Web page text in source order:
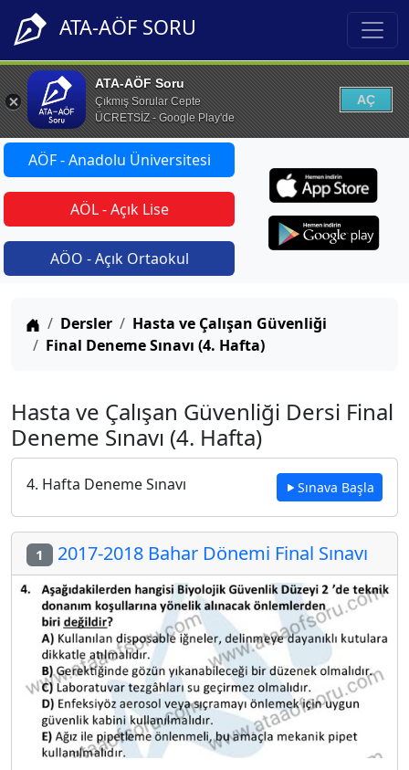
ATA-AÖF SORU
ATA-AÖF Soru
Çıkmış Sorular Cepte
ÜCRETSİZ - Google Play'de
AÇ
AÖF - Anadolu Üniversitesi
AÖL - Açık Lise
AÖO - Açık Ortaokul
Anasayfa
Dersler
Hasta ve Çalışan Güvenliği
Final Deneme Sınavı (4. Hafta)
Hasta ve Çalışan Güvenliği Dersi Final
Deneme Sınavı (4. Hafta)
4. Hafta Deneme Sınavı Sınava Başla
1 2017-2018 Bahar Dönemi Final Sınavı